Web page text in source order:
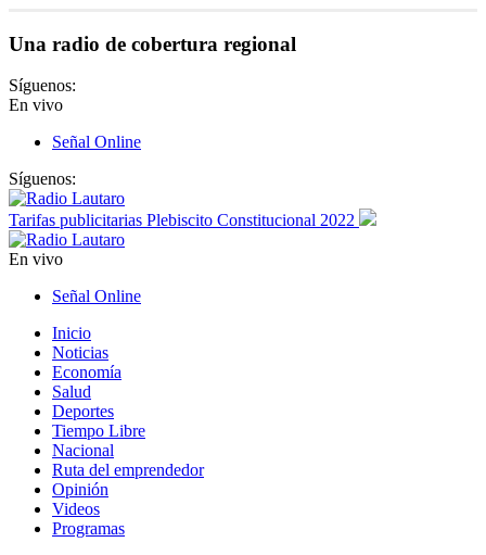
Una radio de cobertura regional
Síguenos:
En vivo
Señal Online
Síguenos:
Tarifas publicitarias Plebiscito Constitucional 2022
En vivo
Señal Online
Inicio
Noticias
Economía
Salud
Deportes
Tiempo Libre
Nacional
Ruta del emprendedor
Opinión
Videos
Programas